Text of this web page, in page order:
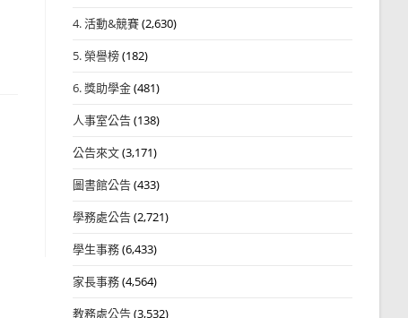
4. 活動&競賽(2,630)
5. 榮譽榜(182)
6. 獎助學金(481)
人事室公告(138)
公告來文(3,171)
圖書館公告(433)
學務處公告(2,721)
學生事務(6,433)
家長事務(4,564)
教務處公告(3,532)